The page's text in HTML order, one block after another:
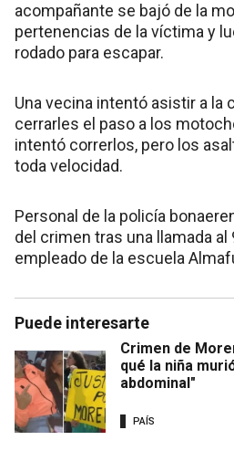
acompañante se bajó de la
pertenencias de la víctima y
rodado para escapar.
Una vecina intentó asistir a la
cerrarles el paso a los
intentó correrlos, pero los
toda velocidad.
Personal de la policía
del crimen tras una llamada al
empleado de la escuela
Puede interesarte
Crimen de
qué la niña
abdominal"
PAÍS